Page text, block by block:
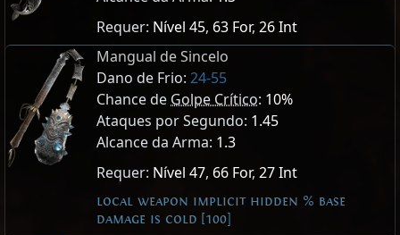
Requer: Nível 45, 63 For, 26 Int
Mangual de Sincelo
Dano de Frio: 24-55
Chance de Golpe Crítico: 10%
Ataques por Segundo: 1.45
Alcance da Arma: 1.3
Requer: Nível 47, 66 For, 27 Int
local weapon implicit hidden % base
damage is cold [100]